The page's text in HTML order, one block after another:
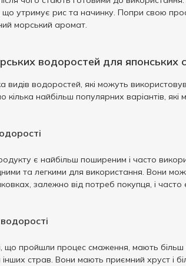
утримує рис та начинку. Попри свою
морський аромат.
водоростей для японських
видів водоростей, які можуть
кілька найбільш популярних варіантів,
є найбільш поширеним і часто
та легкими для використання. Вони
залежно від потреб покупця, і
що пройшли процес смаження, мають більш
інших страв. Вони мають приємний хруст і